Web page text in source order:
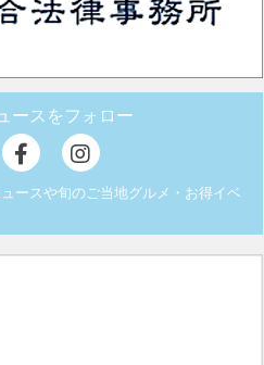
ースをフォロー
ースや旬のご当地グルメ・お得イベ